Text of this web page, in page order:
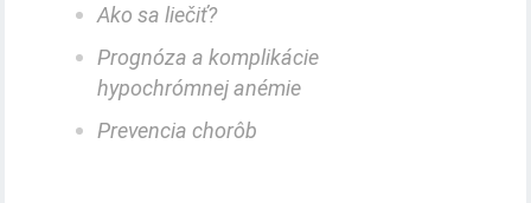
Ako sa liečiť?
Prognóza a komplikácie
hypochrómnej anémie
Prevencia chorôb